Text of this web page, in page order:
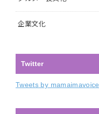
企業文化
Twitter
Tweets by mamaimavoice